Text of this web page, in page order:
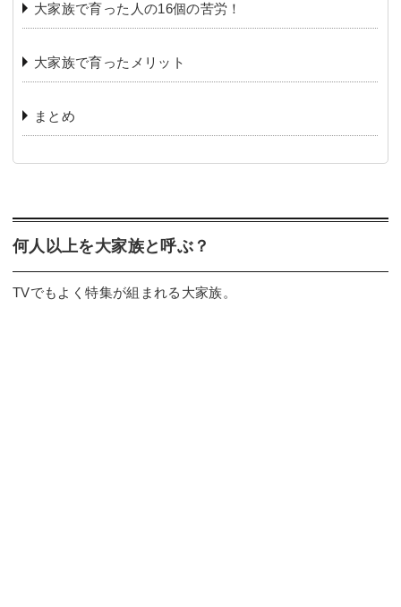
大家族で育った人の16個の苦労！
大家族で育ったメリット
まとめ
何人以上を大家族と呼ぶ？
TVでもよく特集が組まれる大家族。